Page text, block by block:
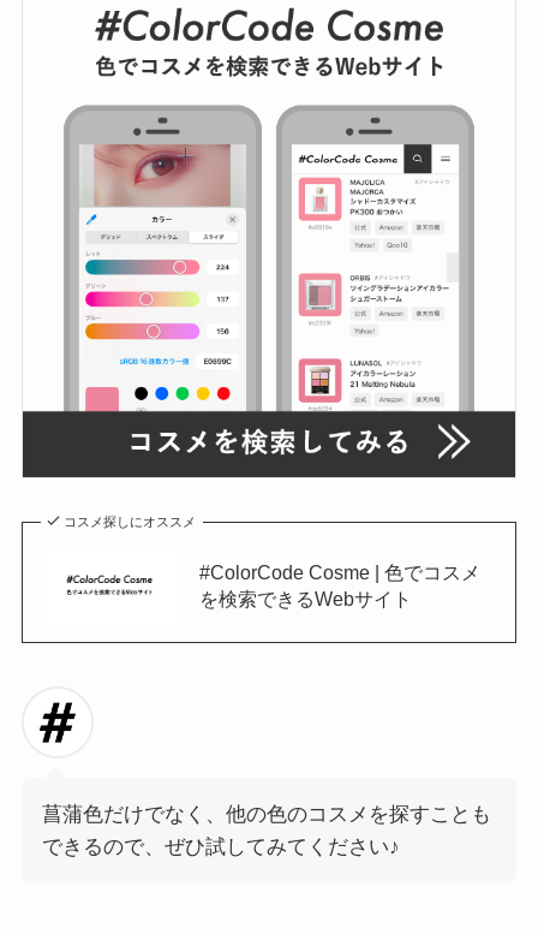
コスメ探しにオススメ
#ColorCode Cosme | 色でコスメ
を検索できるWebサイト
菖蒲色だけでなく、他の色のコスメを探すことも
できるので、ぜひ試してみてください♪